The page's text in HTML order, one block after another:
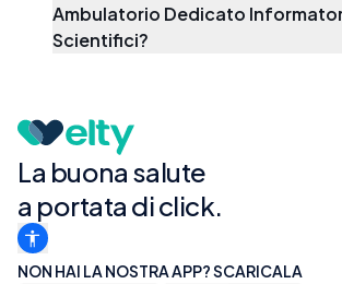
Ambulatorio Dedicato
Scientifici?
La buona salute
a portata di click.
NON HAI LA NOSTRA APP? SCARICALA